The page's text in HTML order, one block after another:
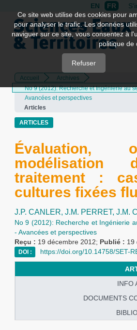
Quick
jump
page
Main
Navigation
Main
Content
Sidebar
EN FR
Accueil
Archives
No 9 (2012): Recherche et Ingénierie au
Avancées et perspectives
Articles
ARTICLES
Évaluation,
traitement :
cultures fixées
J.P. CANLER, J.M. PERRET, J.M.
No 9 (2012): Recherche et Ingénierie
- Avancées et perspectives
Reçu : 19 décembre 2012; Publié : 19
DOI : https://doi.org/10.14758/SET-
INFO
DOCUMENTS
Ce site web utilise des cookies pour
pour analyser le trafic. Les données
naviguer sur ce site, vous consentez à
politique de
Refuser